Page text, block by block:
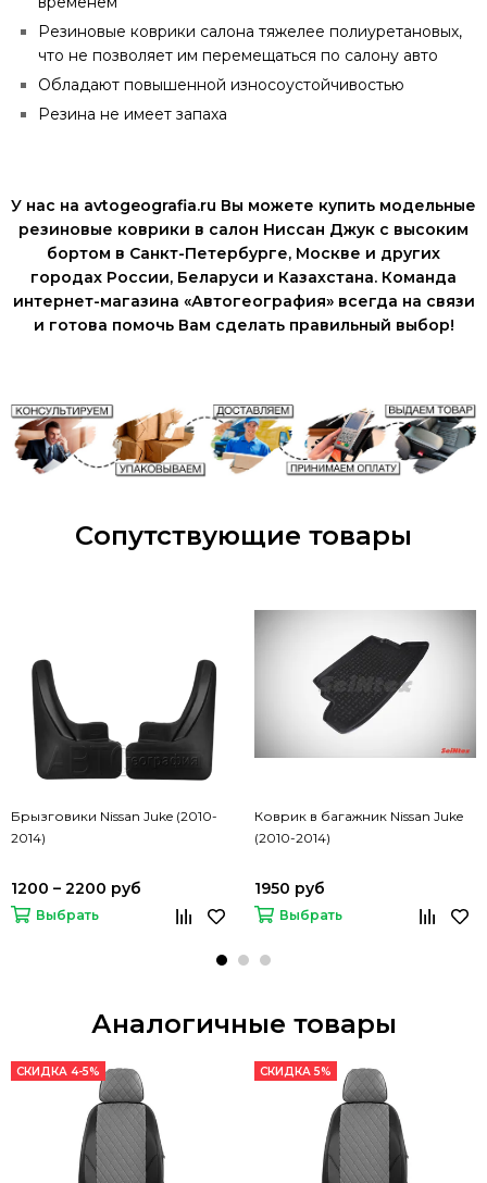
Резиновые коврики салона тяжелее полиуретановых,
что не позволяет им перемещаться по салону авто
Обладают повышенной износоустойчивостью
Резина не имеет запаха
У нас на avtogeografia.ru Вы можете купить модельные
резиновые коврики в салон Ниссан Джук с высоким
бортом в Санкт-Петербурге, Москве и других
городах России, Беларуси и Казахстана. Команда
интернет-магазина «Автогеография» всегда на связи
и готова помочь Вам сделать правильный выбор!
Сопутствующие товары
Брызговики Nissan Juke (2010-
2014)
1200 – 2200 руб
Выбрать
Коврик в багажник Nissan Juke
(2010-2014)
1950 руб
Выбрать
Аналогичные товары
СКИДКА 4-5% СКИДКА 5%